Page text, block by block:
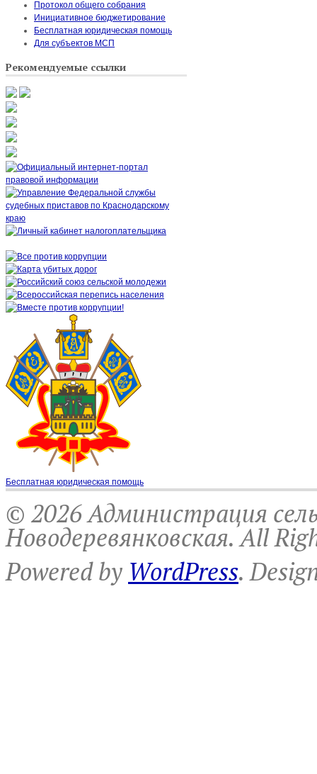
Протокол общего собрания
Инициативное бюджетирование
Бесплатная юридическая помощь
Для субъектов МСП
Рекомендуемые ссылки
Бесплатная юридическая помощь
© 2026 Администрация
Новодеревянковская. All
Powered by WordPress.